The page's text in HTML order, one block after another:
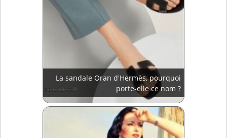
La sandale Oran d'Hermès, pourquoi
porte-elle ce nom ?